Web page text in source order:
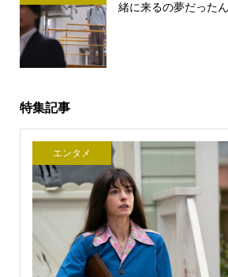
緒に来るの夢だった
特集記事
エンタメ